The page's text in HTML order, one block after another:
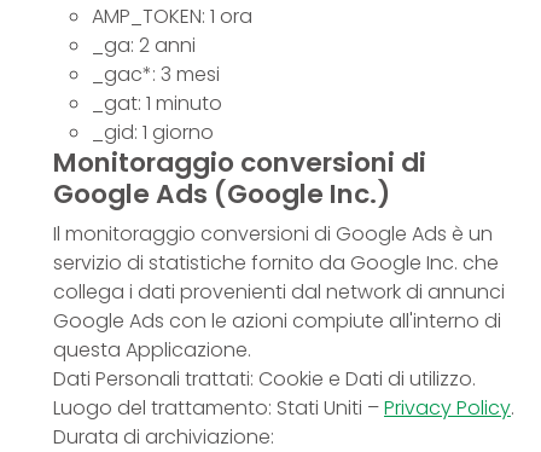
AMP_TOKEN: 1 ora
_ga: 2 anni
_gac*: 3 mesi
_gat: 1 minuto
_gid: 1 giorno
Monitoraggio conversioni di
Google Ads (Google Inc.)
Il monitoraggio conversioni di Google Ads è un
servizio di statistiche fornito da Google Inc. che
collega i dati provenienti dal network di annunci
Google Ads con le azioni compiute all'interno di
questa Applicazione.
Dati Personali trattati: Cookie e Dati di utilizzo.
Luogo del trattamento: Stati Uniti –Privacy Policy.
Durata di archiviazione: